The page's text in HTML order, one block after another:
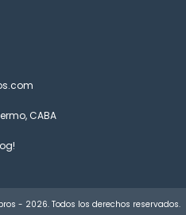
CABA
- 2026. Todos los derechos reservados.